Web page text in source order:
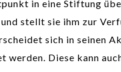
in eine Stiftung
stellt sie ihm zur
sich in seinen
werden. Diese kann